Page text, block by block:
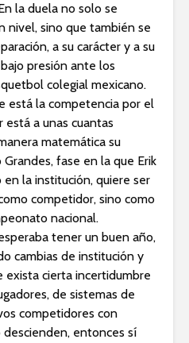
la duela no solo se
nivel, sino que también se
a su carácter y a su
presión ante los
colegial mexicano.
está la competencia por el
está a unas cuantas
matemática su
fase en la que Erik
la institución, quiere ser
competidor, sino como
nacional.
tener un buen año,
cambias de institución y
exista cierta incertidumbre
de sistemas de
competidores con
entonces sí